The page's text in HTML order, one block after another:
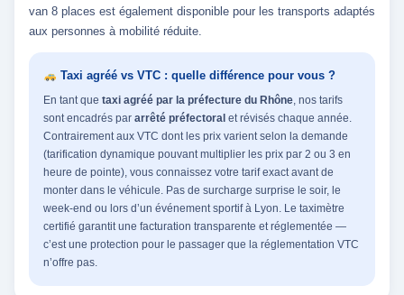
van 8 places est également disponible pour les transports adaptés
aux personnes à mobilité réduite.
Taxi agréé vs VTC : quelle différence pour vous ?
En tant que taxi agréé par la préfecture du Rhône, nos tarifs
sont encadrés par arrêté préfectoral et révisés chaque année.
Contrairement aux VTC dont les prix varient selon la demande
(tarification dynamique pouvant multiplier les prix par 2 ou 3 en
heure de pointe), vous connaissez votre tarif exact avant de
monter dans le véhicule. Pas de surcharge surprise le soir, le
week-end ou lors d’un événement sportif à Lyon. Le taximètre
certifié garantit une facturation transparente et réglementée —
c’est une protection pour le passager que la réglementation VTC
n’offre pas.